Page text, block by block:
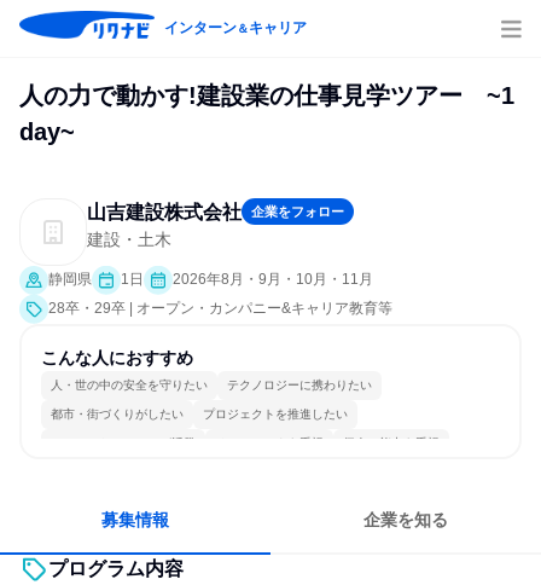
インターン＆キャリア
人の力で動かす!建設業の仕事見学ツアー ~1
day~
山吉建設株式会社 企業をフォロー
建設・土木
静岡県 1日
2026年8月・9月・10月・11月
28卒・29卒 | オープン・カンパニー&キャリア教育等
こんな人におすすめ
人・世の中の安全を守りたい テクノロジーに携わりたい
都市・街づくりがしたい プロジェクトを推進したい
コミュニケーションが活発 チームワークを重視 個人の能力を重視
募集情報 企業を知る
プログラム内容